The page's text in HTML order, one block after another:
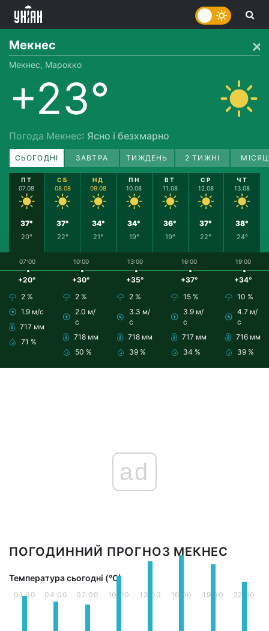
Мекнес
Мекнес, Марокко
+23°
Погода Мекнес: Ясно і безхмарно
СЬОГОДНІ ЗАВТРА ТИЖДЕНЬ 2 ТИЖНІ
ПТ
07.08
37°
20°
СБ
08.08
37°
22°
НД
09.08
34°
21°
ПН
10.08
34°
19°
ВТ
11.08
36°
19°
СР
12.08
37°
22°
ЧТ
13.08
38°
24°
07:00
+20°
2 %
1.9 м/с
717 мм
71 %
10:00
+30°
2 %
2.0 м/
с
718 мм
50 %
13:00
+35°
2 %
3.3 м/
с
718 мм
39 %
16:00
+37°
15 %
3.9 м/
с
717 мм
34 %
19:00
+34°
10 %
4.7 м/
с
716 мм
39 %
ad
ПОГОДИННИЙ ПРОГНОЗ МЕКНЕС
Температура сьогодні (°С)
01:00 04:00 07:00 10:00 13:00 16:00 19:00 22:00